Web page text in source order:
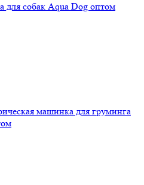
для собак Aqua Dog оптом
машинка для груминга